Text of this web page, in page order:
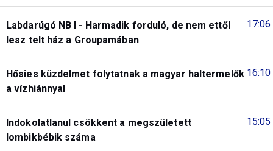
17:06
Labdarúgó NB I - Harmadik forduló, de nem ettől
lesz telt ház a Groupamában
16:10
Hősies küzdelmet folytatnak a magyar haltermelők
a vízhiánnyal
15:05
Indokolatlanul csökkent a megszületett
lombikbébik száma